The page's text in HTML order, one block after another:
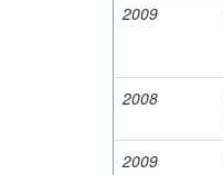
2009
2008
2009